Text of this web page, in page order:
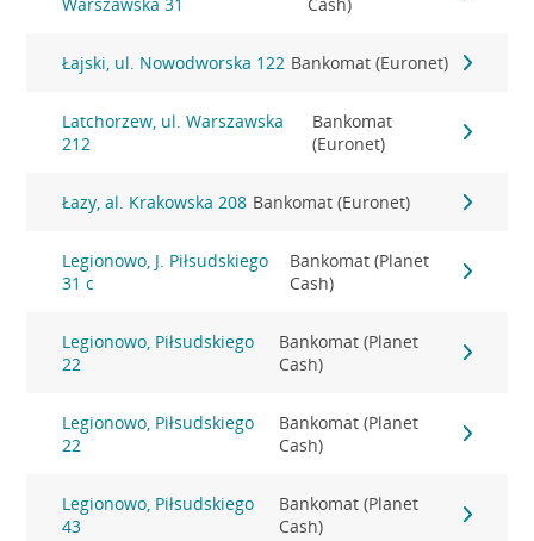
Łajski, ul. Nowodworska 122 Bankomat (Euronet)
Latchorzew, ul. Warszawska
212
Bankomat
(Euronet)
Łazy, al. Krakowska 208 Bankomat (Euronet)
Legionowo, J. Piłsudskiego
31 c
Bankomat (Planet
Cash)
Legionowo, Piłsudskiego
22
Bankomat (Planet
Cash)
Legionowo, Piłsudskiego
22
Bankomat (Planet
Cash)
Legionowo, Piłsudskiego
43
Bankomat (Planet
Cash)